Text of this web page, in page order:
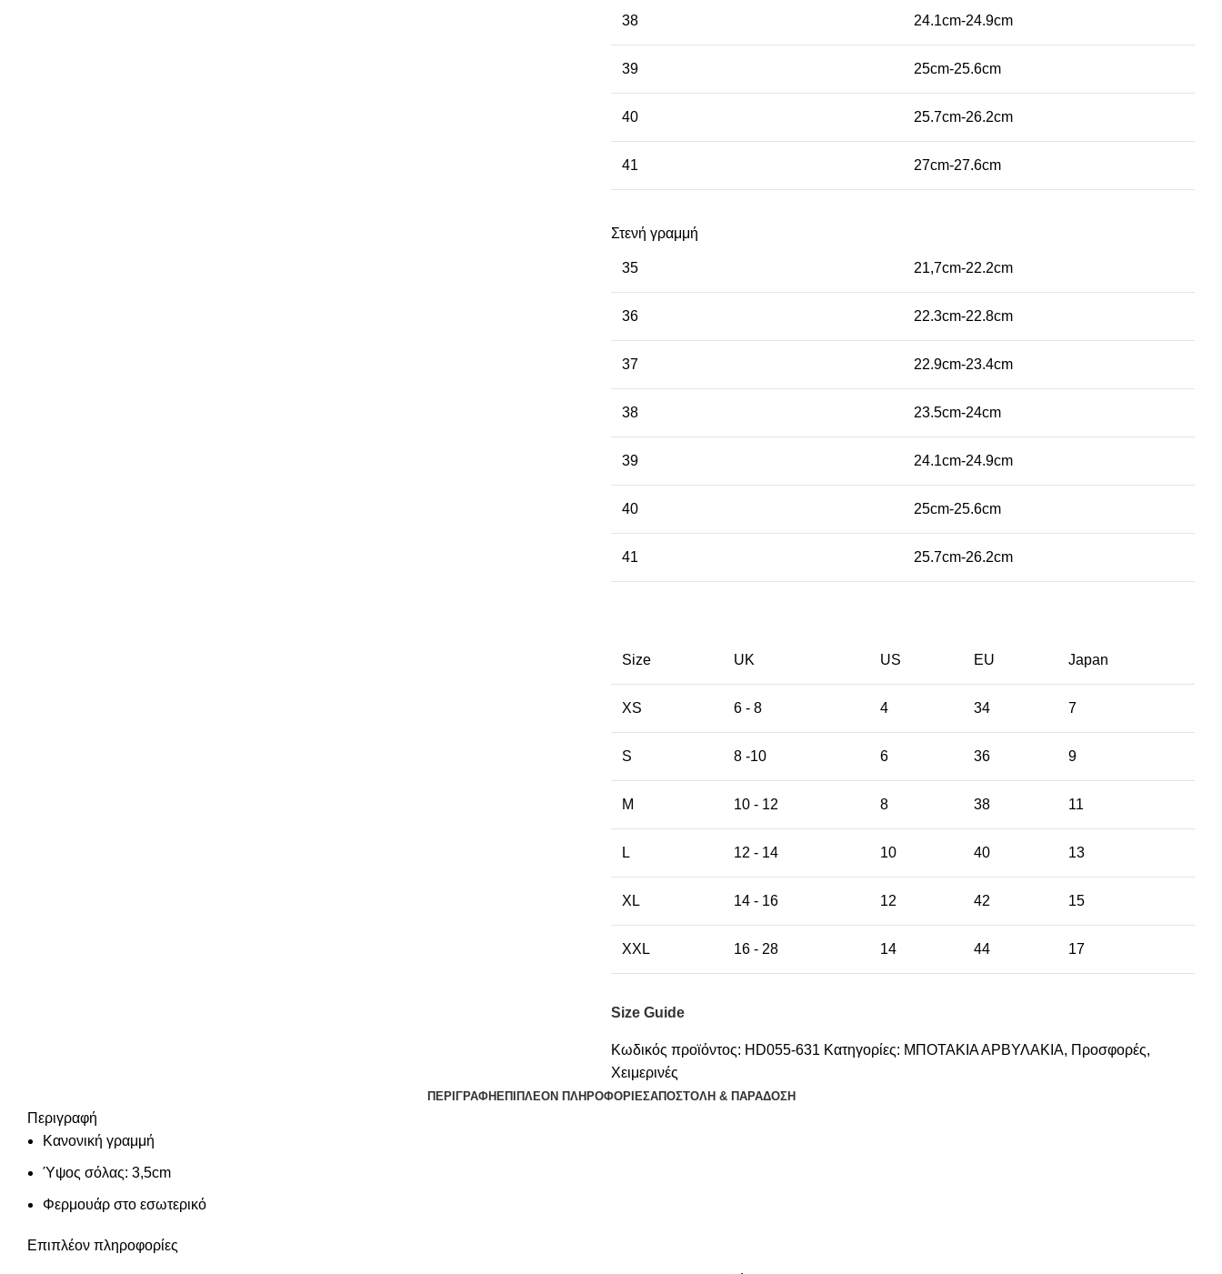
38 24.1cm-24.9cm
39 25cm-25.6cm
40 25.7cm-26.2cm
41 27cm-27.6cm
Στενή γραμμή
35 21,7cm-22.2cm
36 22.3cm-22.8cm
37 22.9cm-23.4cm
38 23.5cm-24cm
39 24.1cm-24.9cm
40 25cm-25.6cm
41 25.7cm-26.2cm
Size UK US EU Japan
XS 6 - 8 4 34 7
S 8 -10 6 36 9
M 10 - 12 8 38 11
L 12 - 14 10 40 13
XL 14 - 16 12 42 15
XXL 16 - 28 14 44 17
Size Guide
Κωδικός προϊόντος: HD055-631 Κατηγορίες: ΜΠΟΤΑΚΙΑ ΑΡΒΥΛΑΚΙΑ, Προσφορές,
Χειμερινές
ΠΕΡΙΓΡΑΦΉ ΕΠΙΠΛΈΟΝ ΠΛΗΡΟΦΟΡΊΕΣΑΠΟΣΤΟΛΉ & ΠΑΡΆΔΟΣΗ
Περιγραφή
Κανονική γραμμή
Ύψος σόλας: 3,5cm
Φερμουάρ στο εσωτερικό
Επιπλέον πληροφορίες